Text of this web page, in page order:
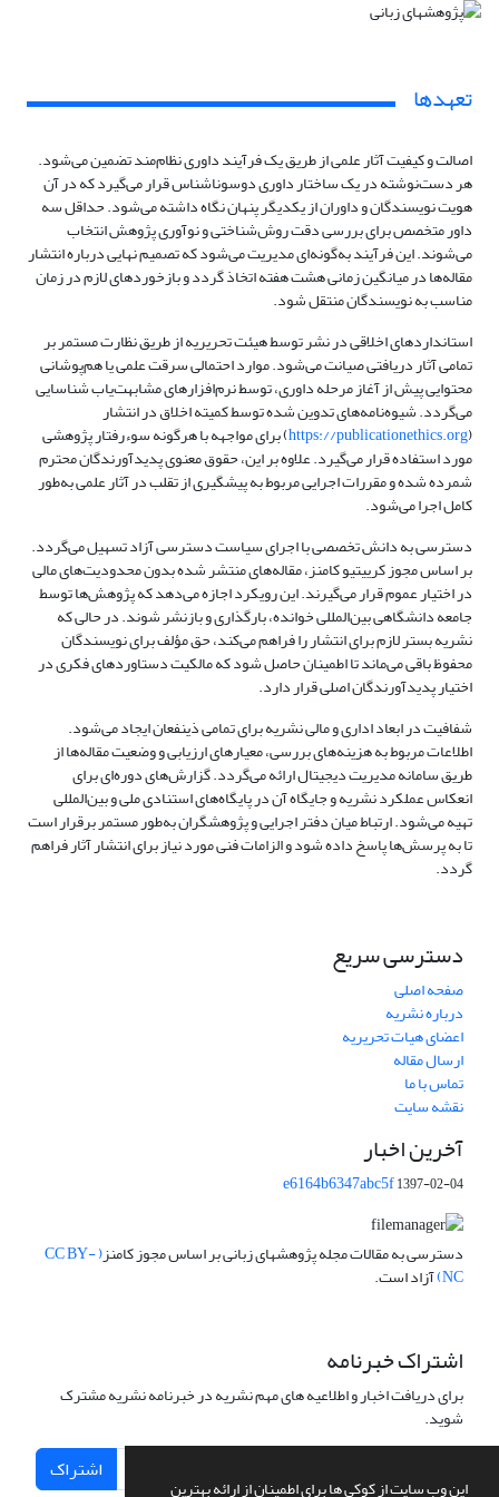
این وب سایت از کوکی ها برای اطمینان از ارائه بهترین
تعهدها
اصالت و کیفیت آثار علمی از طریق یک فرآیند داوری نظام‌مند تضمین می‌شود.
هر دست‌نوشته در یک ساختار داوری دوسونا‌شناس قرار می‌گیرد که در آن
هویت نویسندگان و داوران از یکدیگر پنهان نگاه داشته می‌شود. حداقل سه
داور متخصص برای بررسی دقت روش‌شناختی و نوآوری پژوهش انتخاب
می‌شوند. این فرآیند به‌گونه‌ای مدیریت می‌شود که تصمیم نهایی درباره انتشار
مقاله‌ها در میانگین زمانی هشت هفته اتخاذ گردد و بازخوردهای لازم در زمان
مناسب به نویسندگان منتقل شود.
استانداردهای اخلاقی در نشر توسط هیئت تحریریه از طریق نظارت مستمر بر
تمامی آثار دریافتی صیانت می‌شود. موارد احتمالی سرقت علمی یا هم‌پوشانی
محتوایی پیش از آغاز مرحله داوری، توسط نرم‌افزارهای مشابهت‌یاب شناسایی
می‌گردد. شیوه‌نامه‌های تدوین شده توسط کمیته اخلاق در انتشار
(
https://publicationethics.org) برای مواجهه با هرگونه سوء‌رفتار پژوهشی
مورد استفاده قرار می‌گیرد. علاوه بر این، حقوق معنوی پدیدآورندگان محترم
شمرده شده و مقررات اجرایی مربوط به پیشگیری از تقلب در آثار علمی به‌طور
کامل اجرا می‌شود.
دسترسی به دانش تخصصی با اجرای سیاست دسترسی آزاد تسهیل می‌گردد.
بر اساس مجوز کرییتیو کامنز، مقاله‌های منتشر شده بدون محدودیت‌های مالی
در اختیار عموم قرار می‌گیرند. این رویکرد اجازه می‌دهد که پژوهش‌ها توسط
جامعه دانشگاهی بین‌المللی خوانده، بارگذاری و بازنشر شوند. در حالی که
نشریه بستر لازم برای انتشار را فراهم می‌کند، حق مؤلف برای نویسندگان
محفوظ باقی می‌ماند تا اطمینان حاصل شود که مالکیت دستاوردهای فکری در
اختیار پدیدآورندگان اصلی قرار دارد.
شفافیت در ابعاد اداری و مالی نشریه برای تمامی ذینفعان ایجاد می‌شود.
اطلاعات مربوط به هزینه‌های بررسی، معیارهای ارزیابی و وضعیت مقاله‌ها از
طریق سامانه مدیریت دیجیتال ارائه می‌گردد. گزارش‌های دوره‌ای برای
انعکاس عملکرد نشریه و جایگاه آن در پایگاه‌های استنادی ملی و بین‌المللی
تهیه می‌شود. ارتباط میان دفتر اجرایی و پژوهشگران به‌طور مستمر برقرار است
تا به پرسش‌ها پاسخ داده شود و الزامات فنی مورد نیاز برای انتشار آثار فراهم
گردد.
دسترسی سریع
صفحه اصلی
درباره نشریه
اعضای هیات تحریریه
ارسال مقاله
تماس با ما
نقشه سایت
آخرین اخبار
e6164b6347abc5f1397-02-04
دسترسی به مقالات مجله پژوهشهای زبانی بر اساس مجوز کامنز ( CC BY-
NC) آزاد است.
اشتراک خبرنامه
برای دریافت اخبار و اطلاعیه های مهم نشریه در خبرنامه نشریه مشترک
شوید.
اشتراک